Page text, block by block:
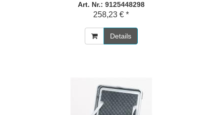
Art. Nr.: 9125448298
258,23 € *
Details